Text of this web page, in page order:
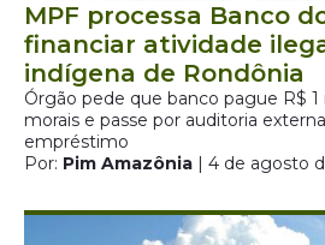
MPF processa Banco
financiar atividade
indígena de Rondônia
Órgão pede que banco pague R$
morais e passe por auditoria
empréstimo
Por: Pim Amazônia | 4 de agosto